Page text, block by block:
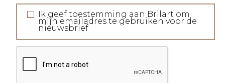
Ik geef toestemming aan Brilart om
mijn emailadres te gebruiken voor de
nieuwsbrief